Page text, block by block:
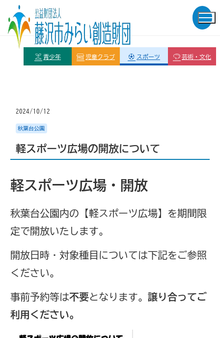
青少年 児童クラブ スポーツ 芸術・文化
2024/10/12
秋葉台公園
軽スポーツ広場の開放について
軽スポーツ広場・開放
秋葉台公園内の【軽スポーツ広場】を期間限
定で開放いたします。
開放日時・対象種目については下記をご参照
ください。
事前予約等は不要となります。譲り合ってご
利用ください。